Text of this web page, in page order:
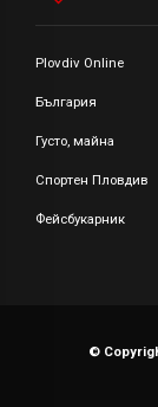
Plovdiv Online
България
Густо, майна
Спортен Пловдив
Фейсбукарник
©